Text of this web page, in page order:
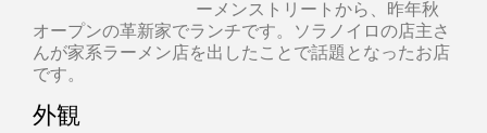
ーメンストリートから、昨年秋
オープンの革新家でランチです。ソラノイロの店主さ
んが家系ラーメン店を出したことで話題となったお店
です。
外観